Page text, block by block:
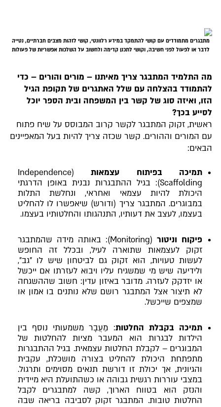
מתבגרים מתמודדים עם קושי להתמקד במידע רלוונטי, קושי לזהות מצבים חברתיים, נטייה
לדבר או לפעול לפני חשיבה, וקושי לתכנן קדימה ולחשוב על השלכות אפשריות של פעולות
מה התלמיד המתבגר צריך מאיתנו –מורים והורים – כדי
להתמודד בהצלחה עם שלל האתגרים של תקופת הגיל
הזו, ואיזה סוג של קשר בין המשפחה ובית הספר יוכל
לסייע בכך?
ראשית, זקוק המתבגר לקשר קרוב המבוסס על שיח פתוח
עם המורים וההורים. קשר שכזה צריך להיות בעל המאפיינים
הבאים:
תמיכה בפיתוח עצמאות
(Independence
Scaffolding): בגיל ההתבגרות נבנית באופן הדרגתי
היכולת להיות עצמאי ואחראי, ונחלשת התלות
במבוגרים. המתבגר צריך (ודורש) שיאפשרו לו להחליט
בעצמו, לעצב את דעותיו, התנהגותו והחלטותיו בעצמו.
פיקוח וניטור
(Monitoring): באותה מידה שהמתבגר
זקוק לעצמאות שתוארה לעיל, ובכלל זה החופש
לעשות טעויות, הוא זקוק גם לביטחון שיש לו ״גב״,
ולידיעה שיש מי שמשגיח עליו ויבוא לעזרתו אם ייכשל
או יזדקק לעזרה. מדובר באיזון עדין: חשוב שההשגחה
לא תיצור אצל המתבגר רושם שלא נותנים בו אמון או
שמצפים שייכשל.
תמיכה בקבלת החלטות: מַעֲבָר משמעותי נוסף בין
הילדות לבגרות הוא המעבר מציות להחלטות של
המבוגרים – לקבלת החלטות עצמאית. בגיל ההתבגרות
מתפתחת היכולת להחליט בצורה מושכלת, עקבית
והגיונית, אך יכולת זו דורשת תנאים מסוימים ותרגול.
במצבי עוררות רגשית גבוהה או כשהתועלת היא מיידית
והנזק הוא בטווח הארוך, קשה למתבגרים לקבל
החלטות טובות. המתבגר זקוק לסביבה בריאה שבה